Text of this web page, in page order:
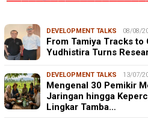
DEVELOPMENT TALKS 08/08/
From Tamiya Tracks to
Yudhistira Turns
DEVELOPMENT TALKS 13/07/
Mengenal 30 Pemikir
Jaringan hingga
Lingkar Tamba…